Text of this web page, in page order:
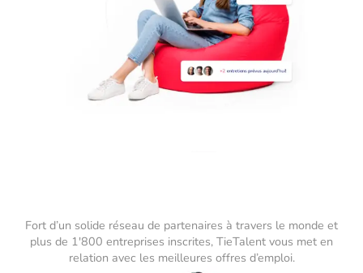
Fort d’un solide réseau de partenaires à travers le monde et
plus de 1'800 entreprises inscrites, TieTalent vous met en
relation avec les meilleures offres d’emploi.